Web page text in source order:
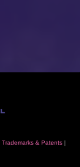
Trademarks& Patents|